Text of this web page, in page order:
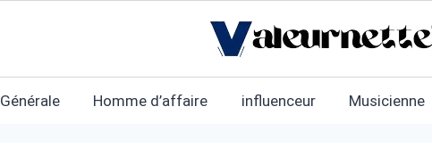
Générale Homme d’affaire influenceur Musicienne